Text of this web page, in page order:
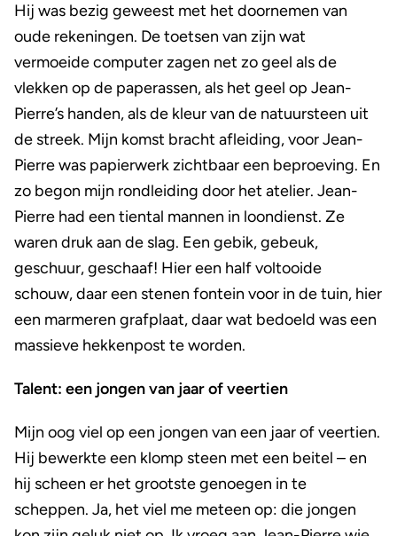
Hij was bezig geweest met het doornemen van
oude rekeningen. De toetsen van zijn wat
vermoeide computer zagen net zo geel als de
vlekken op de paperassen, als het geel op Jean-
Pierre’s handen, als de kleur van de natuursteen uit
de streek. Mijn komst bracht afleiding, voor Jean-
Pierre was papierwerk zichtbaar een beproeving. En
zo begon mijn rondleiding door het atelier. Jean-
Pierre had een tiental mannen in loondienst. Ze
waren druk aan de slag. Een gebik, gebeuk,
geschuur, geschaaf! Hier een half voltooide
schouw, daar een stenen fontein voor in de tuin, hier
een marmeren grafplaat, daar wat bedoeld was een
massieve hekkenpost te worden.
Talent: een jongen van jaar of veertien
Mijn oog viel op een jongen van een jaar of veertien.
Hij bewerkte een klomp steen met een beitel – en
hij scheen er het grootste genoegen in te
scheppen. Ja, het viel me meteen op: die jongen